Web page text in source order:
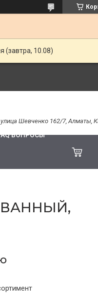
(завтра, 10.08)
Шевченко 162/7, Алматы,
ВОПРОСЫ